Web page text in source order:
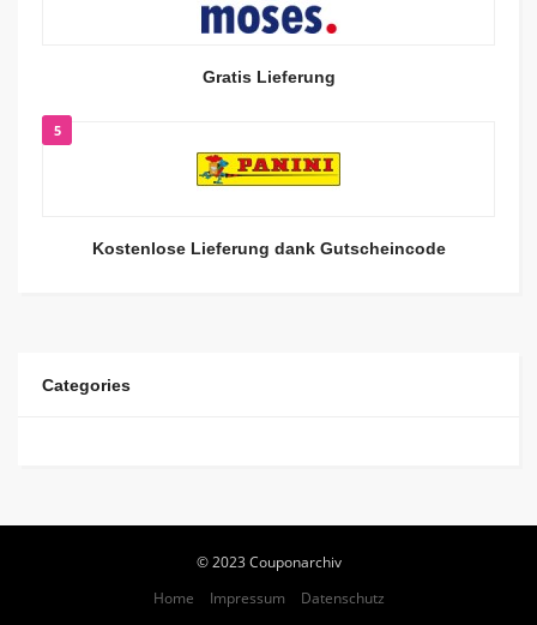
Gratis Lieferung
5
Kostenlose Lieferung dank Gutscheincode
Categories
© 2023 Couponarchiv
Home
Impressum Datenschutz